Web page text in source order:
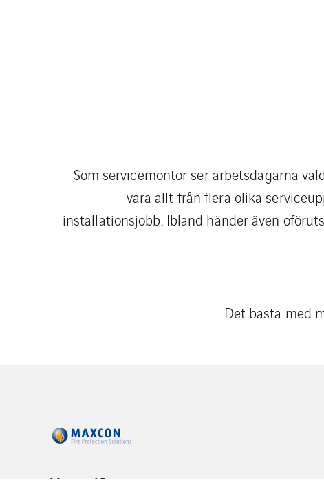
Som servicemontör ser arbetsdagarna
vara allt från flera olika
installationsjobb. Ibland händer även
Det bästa med